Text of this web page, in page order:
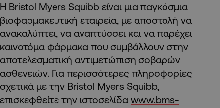
Η Bristol Myers Squibb είναι μια παγκόσμια
βιοφαρμακευτική εταιρεία, με αποστολή να
ανακαλύπτει, να αναπτύσσει και να παρέχει
καινοτόμα φάρμακα που συμβάλλουν στην
αποτελεσματική αντιμετώπιση σοβαρών
ασθενειών. Για περισσότερες πληροφορίες
σχετικά με την Bristol Myers Squibb,
επισκεφθείτε την ιστοσελίδα www.bms-